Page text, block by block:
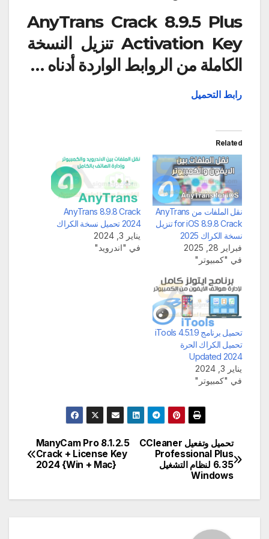
AnyTrans Crack 8.9.5 Plus
Activation Key تنزيل النسخة
الكاملة من الروابط الواردة أدناه …
رابط التحميل
Related
نقل الملفات من AnyTrans
for iOS 8.9.8 Crack تنزيل
نسخة الكراك 2025
فبراير 28, 2025
في "كمبيوتر"
AnyTrans 8.9.8 Crack
2024 تحميل نسخة الكراك
يناير 3, 2024
في "اندرويد"
تحميل برنامج iTools 4.5.1.9
تحميل الكراك الحرة
Updated 2024
يناير 3, 2024
في "كمبيوتر"
تصفّح
المقالات
ManyCam Pro 8.1.2.5
Crack + License Key
2024 {Win + Mac}
تحميل وتفعيل CCleaner
Professional Plus
6.35 لنظام التشغيل
Windows